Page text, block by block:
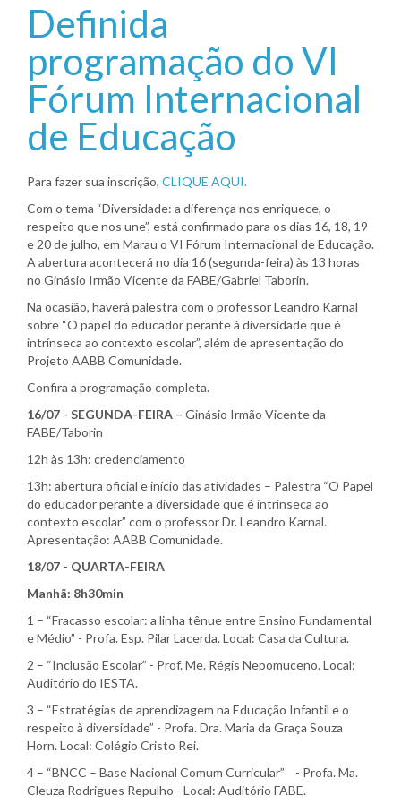
Definida
programação do VI
Fórum Internacional
de Educação
Para fazer sua inscrição, CLIQUE AQUI.
Com o tema “Diversidade: a diferença nos enriquece, o
respeito que nos une”, está confirmado para os dias 16, 18, 19
e 20 de julho, em Marau o VI Fórum Internacional de Educação.
A abertura acontecerá no dia 16 (segunda-feira) às 13 horas
no Ginásio Irmão Vicente da FABE/Gabriel Taborin.
Na ocasião, haverá palestra com o professor Leandro Karnal
sobre “O papel do educador perante à diversidade que é
intrínseca ao contexto escolar”, além de apresentação do
Projeto AABB Comunidade.
Confira a programação completa.
16/07 - SEGUNDA-FEIRA – Ginásio Irmão Vicente da
FABE/Taborin
12h às 13h: credenciamento
13h: abertura oficial e início das atividades – Palestra “O Papel
do educador perante a diversidade que é intrínseca ao
contexto escolar” com o professor Dr. Leandro Karnal.
Apresentação: AABB Comunidade.
18/07 - QUARTA-FEIRA
Manhã: 8h30min
1 – “Fracasso escolar: a linha tênue entre Ensino Fundamental
e Médio” - Profa. Esp. Pilar Lacerda. Local: Casa da Cultura.
2 – “Inclusão Escolar” - Prof. Me. Régis Nepomuceno. Local:
Auditório do IESTA.
3 – “Estratégias de aprendizagem na Educação Infantil e o
respeito à diversidade” - Profa. Dra. Maria da Graça Souza
Horn. Local: Colégio Cristo Rei.
4 – “BNCC – Base Nacional Comum Curricular” - Profa. Ma.
Cleuza Rodrigues Repulho - Local: Auditório FABE.